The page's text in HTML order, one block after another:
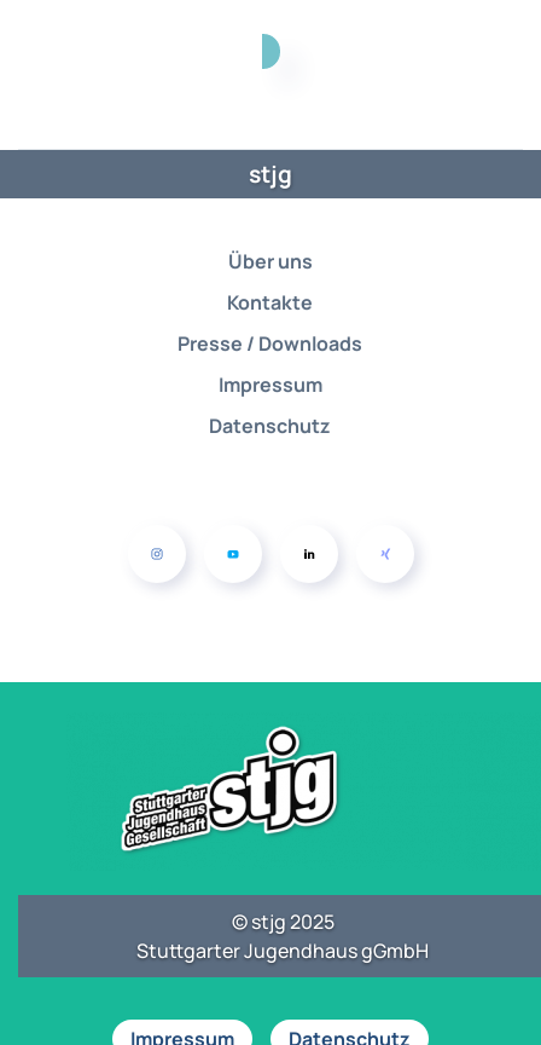
stjg
Über uns
Kontakte
Presse / Downloads
Impressum
Datenschutz
© stjg 2025
Stuttgarter Jugendhaus gGmbH
Impressum Datenschutz